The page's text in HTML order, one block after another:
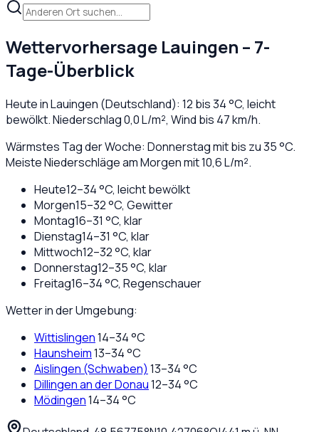
Wettervorhersage Lauingen – 7-
Tage-Überblick
Heute inLauingen (Deutschland): 12 bis34°C, leicht
bewölkt. Niederschlag0,0L/m², Wind bis 47km/h.
Wärmstes Tag der Woche: Donnerstag mit bis zu 35 °C.
Meiste Niederschläge am Morgen mit 10,6 L/m².
Heute12–34°C, leicht bewölkt
Morgen15–32°C, Gewitter
Montag16–31 °C, klar
Dienstag14–31 °C, klar
Mittwoch12–32°C, klar
Donnerstag12–35°C, klar
Freitag16–34°C, Regenschauer
Wetter in der Umgebung:
Wittislingen14–34°C
Haunsheim13–34°C
Aislingen (Schwaben) 13–34°C
Dillingen an der Donau12–34°C
Mödingen14–34°C